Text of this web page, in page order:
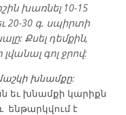
խառնել 10-15
20-30 գ. սպիրտի
Քսել դեմքին,
գոլ ջրով:
խնամքը:
եւ խնամքի կարիքն
ենթարկվում է